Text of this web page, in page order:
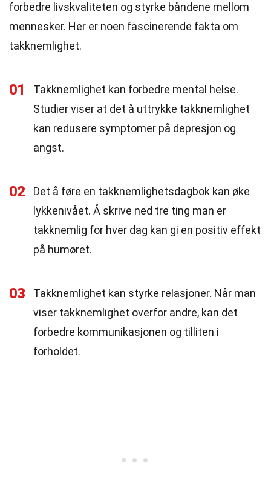
forbedre livskvaliteten og styrke båndene mellom
mennesker. Her er noen fascinerende fakta om
takknemlighet.
01
Takknemlighet kan forbedre mental helse.
Studier viser at det å uttrykke takknemlighet
kan redusere symptomer på depresjon og
angst.
02
Det å føre en takknemlighetsdagbok kan øke
lykkenivået. Å skrive ned tre ting man er
takknemlig for hver dag kan gi en positiv effekt
på humøret.
03
Takknemlighet kan styrke relasjoner. Når man
viser takknemlighet overfor andre, kan det
forbedre kommunikasjonen og tilliten i
forholdet.